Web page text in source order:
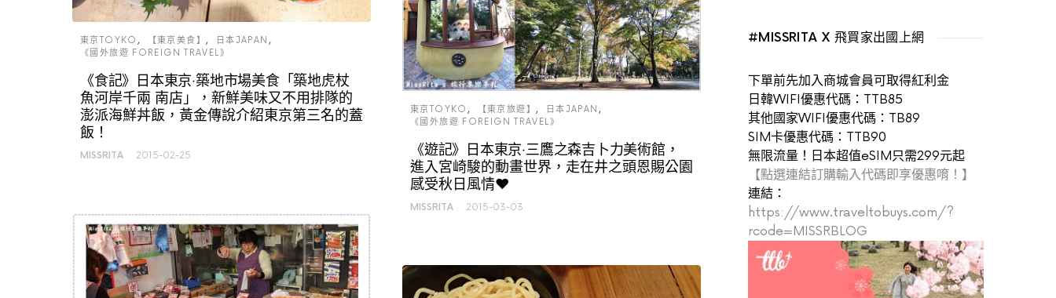
東京TOYKO 【東京美食】
日本JAPAN
《國外旅遊 FOREIGN TRAVEL》
《食記》日本東京‧築地市場美食「築地虎杖
魚河岸千兩 南店」，新鮮美味又不用排隊的
澎派海鮮丼飯，黃金傳說介紹東京第三名的蓋
飯！
MISSRITA 2015-02-25
東京TOYKO 【東京旅遊】
日本JAPAN
《國外旅遊 FOREIGN TRAVEL》
《遊記》日本東京‧三鷹之森吉卜力美術館，
進入宮崎駿的動畫世界，走在井之頭恩賜公園
感受秋日風情♥
MISSRITA 2015-03-03
#MISSRITA X 飛買家出國上網
下單前先加入商城會員可取得紅利金
日韓WIFI優惠代碼：TTB85
其他國家WIFI優惠代碼：TB89
SIM卡優惠代碼：TTB90
無限流量！日本超值eSIM只需299元起
【點選連結訂購輸入代碼即享優惠唷！】
連結：
https://www.traveltobuys.com/?
rcode=MISSRBLOG